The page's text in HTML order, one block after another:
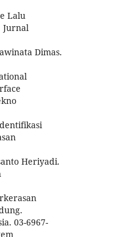
Lalu
Jurnal
Dimas.
Heriyadi.
03-6967-